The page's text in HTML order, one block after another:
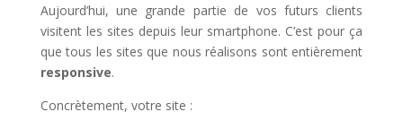
Aujourd’hui, une grande partie de vos futurs clients
visitent les sites depuis leur smartphone. C’est pour ça
que tous les sites que nous réalisons sont entièrement
responsive.
Concrètement, votre site :